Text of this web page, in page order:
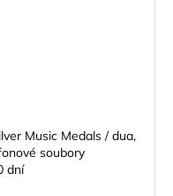
Music Medals / dua,
soubory
dní